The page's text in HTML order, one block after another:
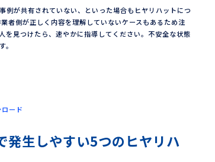
例が共有されていない、といった場合もヒヤリハットにつ
者側が正しく内容を理解していないケースもあるため注
を見つけたら、速やかに指導してください。不安全な状態
。
ード
発生しやすい5つのヒヤリハ